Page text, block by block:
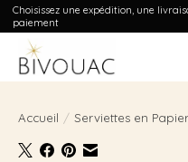
Choisissez une expédition, une
paiement
Accueil / Serviettes en